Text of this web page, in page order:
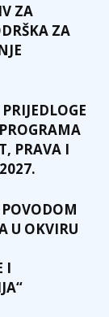
ZA
ZA
PRAVA I
U OKVIRU
I